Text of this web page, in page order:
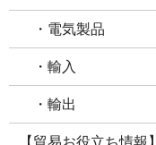
・電気製品
・輸入
・輸出
【貿易お役立ち情報】